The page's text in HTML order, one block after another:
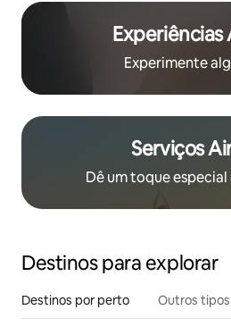
Experiências
Experimente
Serviços
Dê um toque especial
Destinos para explorar
Destinos por perto Outros